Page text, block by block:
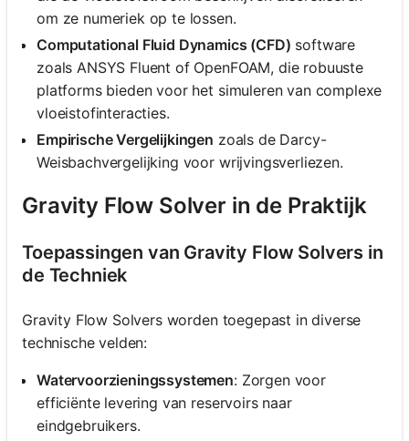
om ze numeriek op te lossen.
Computational Fluid Dynamics (CFD) software
zoals ANSYS Fluent of OpenFOAM, die robuuste
platforms bieden voor het simuleren van complexe
vloeistofinteracties.
Empirische Vergelijkingen zoals de Darcy-
Weisbachvergelijking voor wrijvingsverliezen.
Gravity Flow Solver in de Praktijk
Toepassingen van Gravity Flow Solvers in
de Techniek
Gravity Flow Solvers worden toegepast in diverse
technische velden:
Watervoorzieningssystemen: Zorgen voor
efficiënte levering van reservoirs naar
eindgebruikers.